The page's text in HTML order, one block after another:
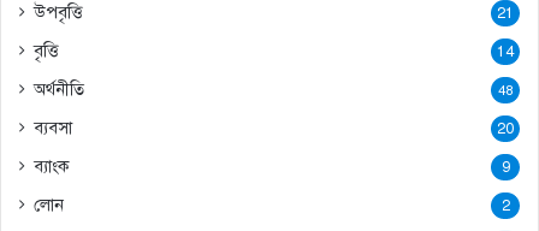
উপবৃত্তি 21
বৃত্তি 14
অর্থনীতি 48
ব্যবসা 20
ব্যাংক 9
লোন 2